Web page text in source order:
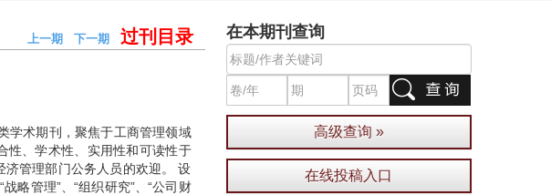
上一期 下一期过刊目录
学术期刊，聚焦于工商管理领域
性、学术性、实用性和可读性于
管理部门公务人员的欢迎。 设
战略管理”、“组织研究”、“公司财
在本期刊查询
高级查询 »
在线投稿入口